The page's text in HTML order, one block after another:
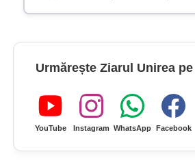
Urmărește Ziarul Unirea
YouTube Instagram WhatsApp Facebook